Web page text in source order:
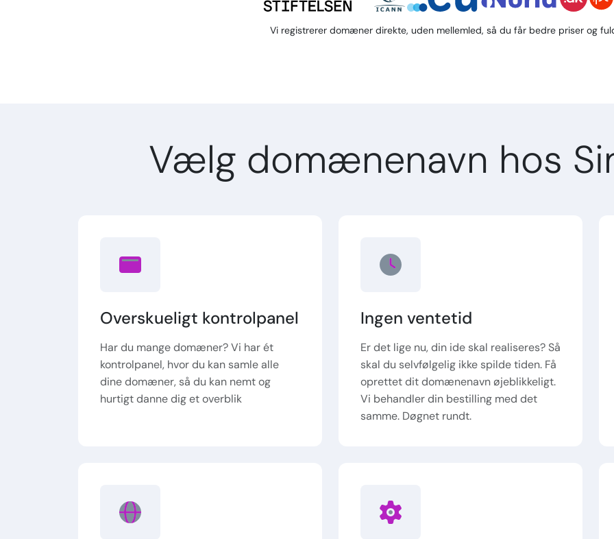
Vi registrerer domæner direkte, uden mellemled, så du får bedre priser og
Vælg domænenavn hos
Overskueligt kontrolpanel
Har du mange domæner? Vi har ét
kontrolpanel, hvor du kan samle alle
dine domæner, så du kan nemt og
hurtigt danne dig et overblik
Ingen ventetid
Er det lige nu, din ide skal realiseres? Så
skal du selvfølgelig ikke spilde tiden. Få
oprettet dit domænenavn øjeblikkeligt.
Vi behandler din bestilling med det
samme. Døgnet rundt.